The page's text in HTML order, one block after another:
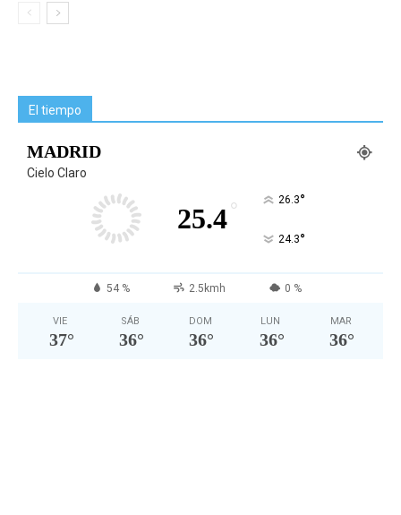
El tiempo
MADRID
Cielo Claro
25.4° 26.3°
24.3°
54 % 2.5kmh 0 %
VIE
37°
SÁB
36°
DOM
36°
LUN
36°
MAR
36°